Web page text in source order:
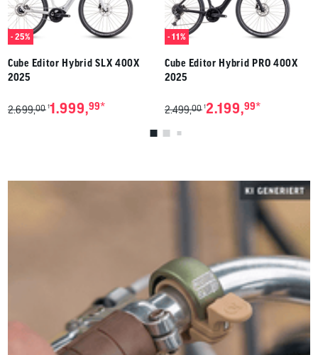
- 25%
Cube Editor Hybrid SLX 400X
2025
2.699,00 11.999,99*
- 11%
Cube Editor Hybrid PRO 400X
2025
2.499,00 12.199,99*